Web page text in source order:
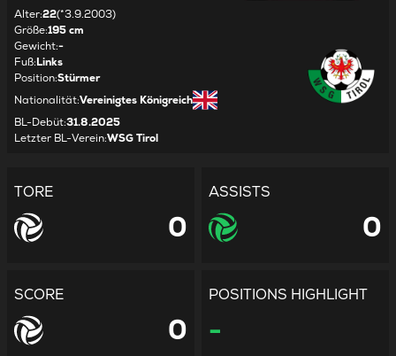
Alter:22(*3.9.2003)
Größe:195 cm
Gewicht:-
Fuß:Links
Position:Stürmer
Nationalität:Vereinigtes Königreich
BL-Debüt:31.8.2025
Letzter BL-Verein:WSG Tirol
TORE
0
ASSISTS
0
SCORE
0
POSITIONS HIGHLIGHT
-